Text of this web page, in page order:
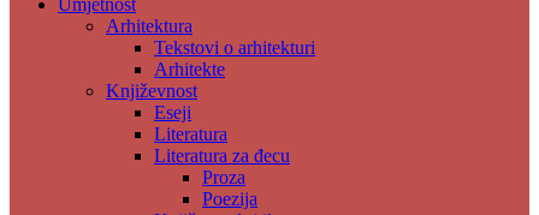
Umjetnost
Arhitektura
Tekstovi o arhitekturi
Arhitekte
Književnost
Eseji
Literatura
Literatura za đecu
Proza
Poezija